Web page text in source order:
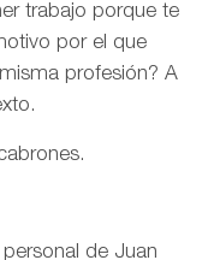
trabajo porque te
por el que
profesión? A
de Juan